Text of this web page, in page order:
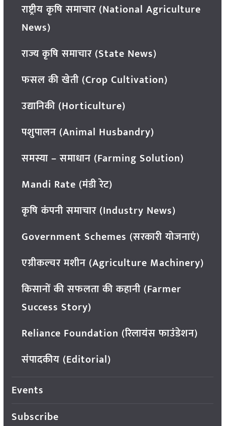
राष्ट्रीय कृषि समाचार (National Agriculture
News)
राज्य कृषि समाचार (State News)
फसल की खेती (Crop Cultivation)
उद्यानिकी (Horticulture)
पशुपालन (Animal Husbandry)
समस्या – समाधान (Farming Solution)
Mandi Rate (मंडी रेट)
कृषि कंपनी समाचार (Industry News)
Government Schemes (सरकारी योजनाएं)
एग्रीकल्चर मशीन (Agriculture Machinery)
किसानों की सफलता की कहानी (Farmer
Success Story)
Reliance Foundation (रिलायंस फाउंडेशन)
संपादकीय (Editorial)
Events
Subscribe